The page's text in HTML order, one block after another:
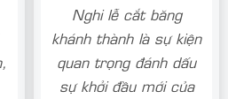
Nghi lễ cắt băng
khánh thành là sự kiện
quan trọng đánh dấu
sự khởi đầu mới của